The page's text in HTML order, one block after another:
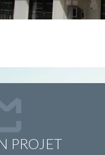
PROJET